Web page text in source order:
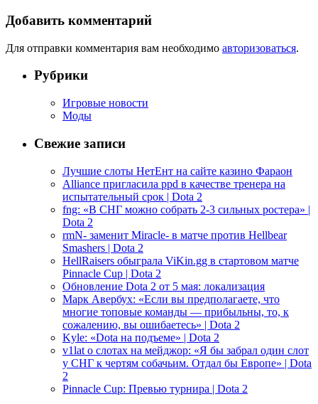
Добавить комментарий
Для отправки комментария вам необходимо авторизоваться.
Рубрики
Игровые новости
Моды
Свежие записи
Лучшие слоты НетЕнт на сайте казино Фараон
Alliance пригласила ppd в качестве тренера на
испытательный срок | Dota 2
fng: «В СНГ можно собрать 2-3 сильных ростера» |
Dota 2
rmN- заменит Miracle- в матче против Hellbear
Smashers | Dota 2
HellRaisers обыграла ViKin.gg в стартовом матче
Pinnacle Cup | Dota 2
Обновление Dota 2 от 5 мая: локализация
Марк Авербух: «Если вы предполагаете, что
многие топовые команды — прибыльны, то, к
сожалению, вы ошибаетесь» | Dota 2
Kyle: «Dota на подъеме» | Dota 2
v1lat о слотах на мейджор: «Я бы забрал один слот
у СНГ к чертям собачьим. Отдал бы Европе» | Dota
2
Pinnacle Cup: Превью турнира | Dota 2